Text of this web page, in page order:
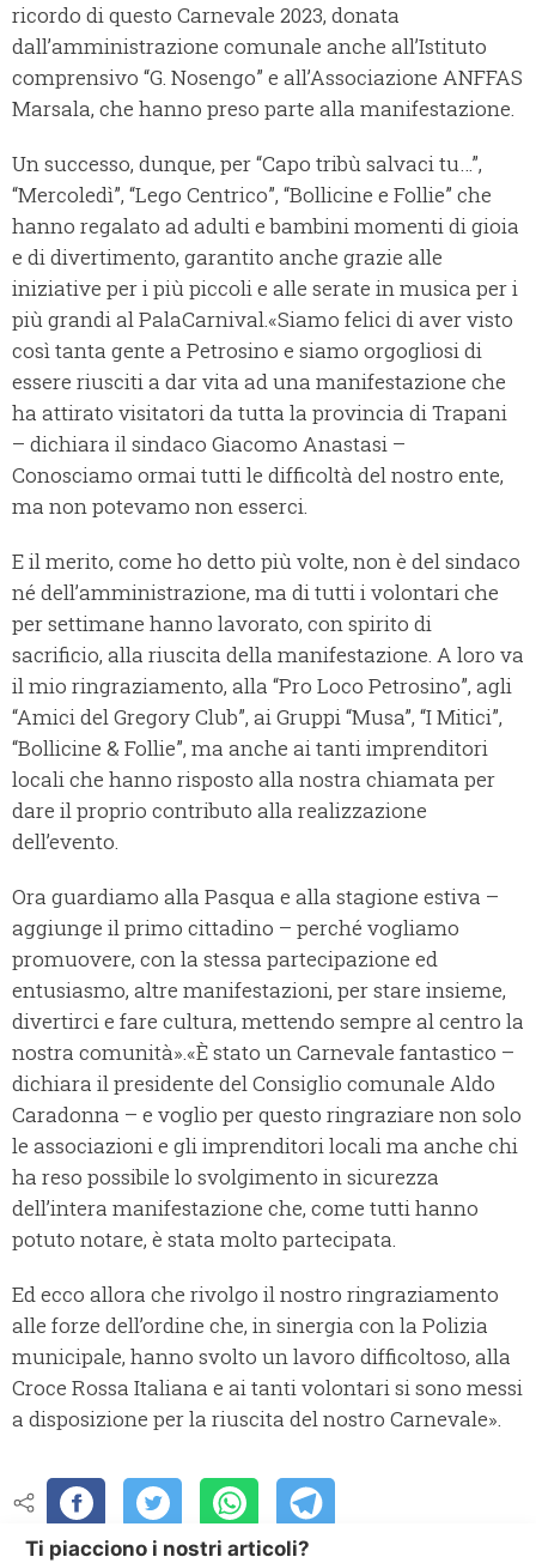
ricordo di questo Carnevale 2023, donata
dall’amministrazione comunale anche all’Istituto
comprensivo “G. Nosengo” e all’Associazione ANFFAS
Marsala, che hanno preso parte alla manifestazione.
Un successo, dunque, per “Capo tribù salvaci tu…”,
“Mercoledì”, “Lego Centrico”, “Bollicine e Follie” che
hanno regalato ad adulti e bambini momenti di gioia
e di divertimento, garantito anche grazie alle
iniziative per i più piccoli e alle serate in musica per i
più grandi al PalaCarnival.«Siamo felici di aver visto
così tanta gente a Petrosino e siamo orgogliosi di
essere riusciti a dar vita ad una manifestazione che
ha attirato visitatori da tutta la provincia di Trapani
– dichiara il sindaco Giacomo Anastasi –
Conosciamo ormai tutti le difficoltà del nostro ente,
ma non potevamo non esserci.
E il merito, come ho detto più volte, non è del sindaco
né dell’amministrazione, ma di tutti i volontari che
per settimane hanno lavorato, con spirito di
sacrificio, alla riuscita della manifestazione. A loro va
il mio ringraziamento, alla “Pro Loco Petrosino”, agli
“Amici del Gregory Club”, ai Gruppi “Musa”, “I Mitici”,
“Bollicine & Follie”, ma anche ai tanti imprenditori
locali che hanno risposto alla nostra chiamata per
dare il proprio contributo alla realizzazione
dell’evento.
Ora guardiamo alla Pasqua e alla stagione estiva –
aggiunge il primo cittadino – perché vogliamo
promuovere, con la stessa partecipazione ed
entusiasmo, altre manifestazioni, per stare insieme,
divertirci e fare cultura, mettendo sempre al centro la
nostra comunità».«È stato un Carnevale fantastico –
dichiara il presidente del Consiglio comunale Aldo
Caradonna – e voglio per questo ringraziare non solo
le associazioni e gli imprenditori locali ma anche chi
ha reso possibile lo svolgimento in sicurezza
dell’intera manifestazione che, come tutti hanno
potuto notare, è stata molto partecipata.
Ed ecco allora che rivolgo il nostro ringraziamento
alle forze dell’ordine che, in sinergia con la Polizia
municipale, hanno svolto un lavoro difficoltoso, alla
Croce Rossa Italiana e ai tanti volontari si sono messi
a disposizione per la riuscita del nostro Carnevale».
Ti piacciono i nostri articoli?